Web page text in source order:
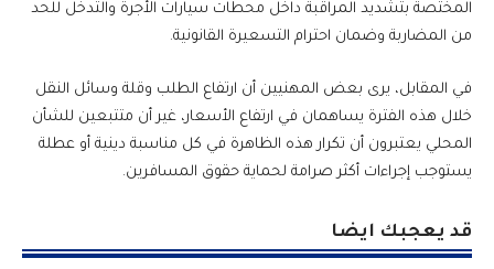
المختصة بتشديد المراقبة داخل محطات سيارات الأجرة والتدخل للحد
من المضاربة وضمان احترام التسعيرة القانونية.
في المقابل، يرى بعض المهنيين أن ارتفاع الطلب وقلة وسائل النقل
خلال هذه الفترة يساهمان في ارتفاع الأسعار، غير أن متتبعين للشأن
المحلي يعتبرون أن تكرار هذه الظاهرة في كل مناسبة دينية أو عطلة
يستوجب إجراءات أكثر صرامة لحماية حقوق المسافرين.
قد يعجبك ايضا